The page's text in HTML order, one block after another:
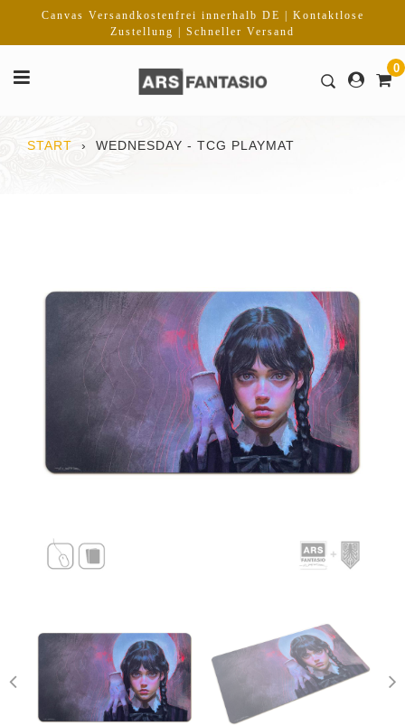
Inhalt
Canvas Versandkostenfrei innerhalb DE | Kontaktlose
Zustellung | Schneller Versand
0
START › WEDNESDAY - TCG PLAYMAT